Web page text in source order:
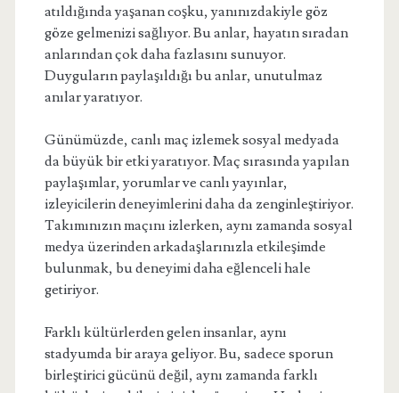
atıldığında yaşanan coşku, yanınızdakiyle göz
göze gelmenizi sağlıyor. Bu anlar, hayatın sıradan
anlarından çok daha fazlasını sunuyor.
Duyguların paylaşıldığı bu anlar, unutulmaz
anılar yaratıyor.
Günümüzde, canlı maç izlemek sosyal medyada
da büyük bir etki yaratıyor. Maç sırasında yapılan
paylaşımlar, yorumlar ve canlı yayınlar,
izleyicilerin deneyimlerini daha da zenginleştiriyor.
Takımınızın maçını izlerken, aynı zamanda sosyal
medya üzerinden arkadaşlarınızla etkileşimde
bulunmak, bu deneyimi daha eğlenceli hale
getiriyor.
Farklı kültürlerden gelen insanlar, aynı
stadyumda bir araya geliyor. Bu, sadece sporun
birleştirici gücünü değil, aynı zamanda farklı